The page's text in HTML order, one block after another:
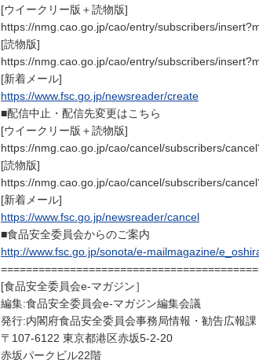
[ウイークリー版＋読物版]
https://nmg.cao.go.jp/cao/entry/subscribers/
[読物版]
https://nmg.cao.go.jp/cao/entry/subscribers/
[新着メール]
https://www.fsc.go.jp/newsreader/create
■配信中止・配信先変更はこちら
[ウイークリー版＋読物版]
https://nmg.cao.go.jp/cao/cancel/subscribers/
[読物版]
https://nmg.cao.go.jp/cao/cancel/subscribers/
[新着メール]
https://www.fsc.go.jp/newsreader/cancel
■食品安全委員会からのご案内
http://www.fsc.go.jp/sonota/e-mailmagazine/
[食品安全委員会e-マガジン］
編集:食品安全委員会e-マガジン編集会議
発行:内閣府食品安全委員会事務局情報・勧告広報課
〒107-6122 東京都港区赤坂5-2-20
赤坂パークビル22階